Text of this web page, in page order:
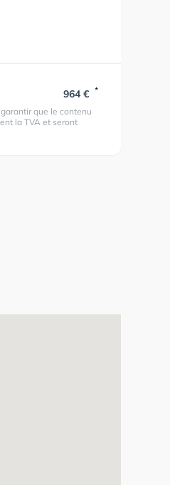
964 € *
que le contenu
la TVA et seront